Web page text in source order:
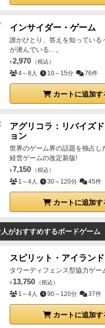
インサイダー・ゲーム
誰かひとり、答えを知っている
が潜んでいる…。
¥ 2,970 （税込）
4～8人 10～15分 76件
カートに追加す
アグリコラ：リバイズ
ョン
世界のゲーム界の話題を独占し
経営ゲームの改定新版!
¥ 7,150 （税込）
1～4人 30～120分 45件
カートに追加す
がおすすめするボードゲーム
スピリット・アイランド
タワーディフェンス型協力ゲー
¥ 13,750 （税込）
1～4人 90～120分 37件
カートに追加す